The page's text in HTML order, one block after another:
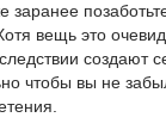
заранее
вещь это
создают
чтобы вы не